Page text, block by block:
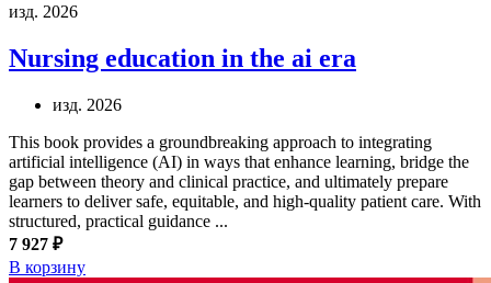
изд. 2026
Nursing education in the ai era
изд. 2026
This book provides a groundbreaking approach to integrating
artificial intelligence (AI) in ways that enhance learning, bridge the
gap between theory and clinical practice, and ultimately prepare
learners to deliver safe, equitable, and high-quality patient care. With
structured, practical guidance ...
7 927 ₽
В корзину